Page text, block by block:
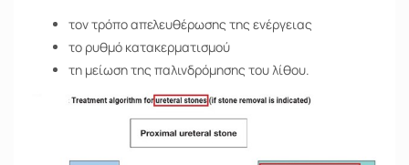
τον τρόπο απελευθέρωσης της ενέργειας
το ρυθμό κατακερματισμού
τη μείωση της παλινδρόμησης του λίθου.